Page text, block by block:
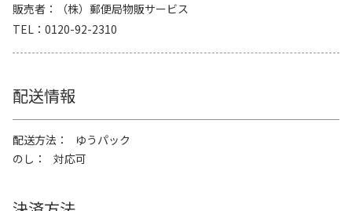
販売者
（株）郵便局物販サービス
TEL
0120-92-2310
配送情報
配送方法
ゆうパック
のし
対応可